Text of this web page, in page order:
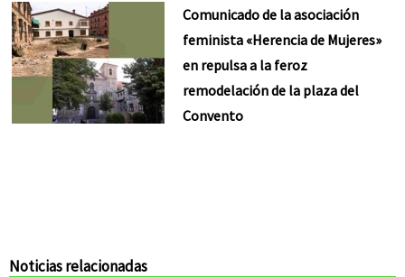
Comunicado de la asociación
feminista «Herencia de Mujeres»
en repulsa a la feroz
remodelación de la plaza del
Convento
Noticias relacionadas